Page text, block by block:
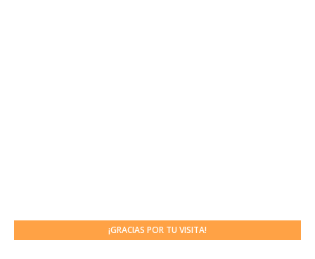
¡GRACIAS POR TU VISITA!